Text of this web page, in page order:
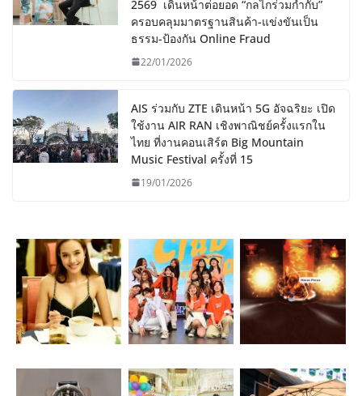
2569 เดินหน้าต่อยอด “กลไกร่วมกำกับ”
ครอบคลุมมาตรฐานสินค้า-แข่งขันเป็น
ธรรม-ป้องกัน Online Fraud
22/01/2026
AIS ร่วมกับ ZTE เดินหน้า 5G อัจฉริยะ เปิด
ใช้งาน AIR RAN เชิงพาณิชย์ครั้งแรกใน
ไทย ที่งานคอนเสิร์ต Big Mountain
Music Festival ครั้งที่ 15
19/01/2026